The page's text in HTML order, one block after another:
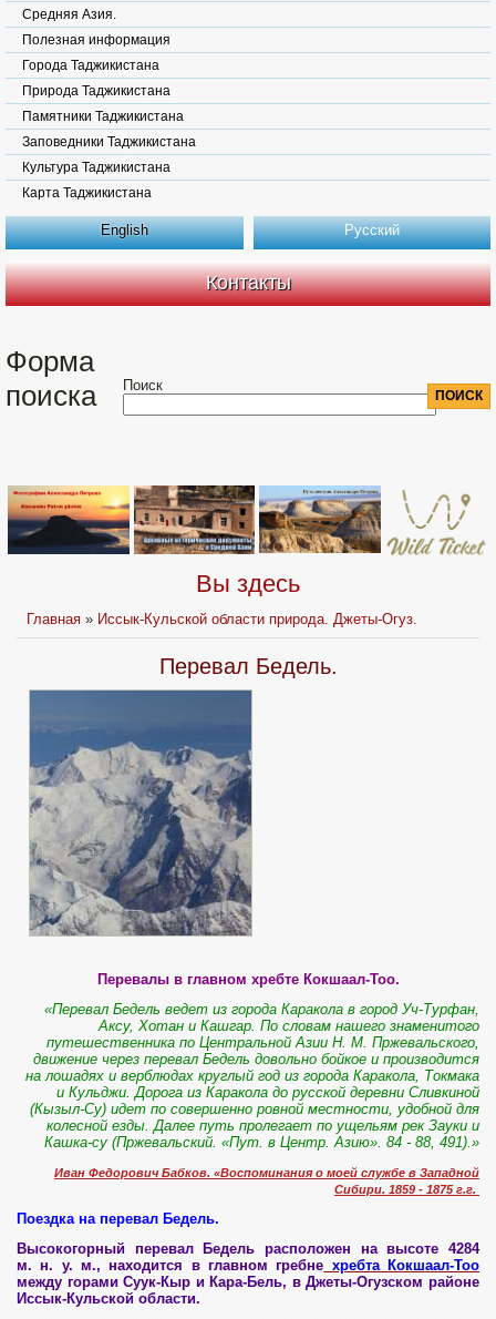
Средняя Азия.
Полезная информация
Города Таджикистана
Природа Таджикистана
Памятники Таджикистана
Заповедники Таджикистана
Культура Таджикистана
Карта Таджикистана
English Русский
Контакты
Форма
поиска
Поиск
Вы здесь
Главная » Иссык-Кульской области природа. Джеты-Огуз.
Перевал Бедель.
Перевалы в главном хребте Кокшаал-Тоо.
«Перевал Бедель ведет из города Каракола в город Уч-Турфан,
Аксу, Хотан и Кашгар. По словам нашего знаменитого
путешественника по Центральной Азии H. M. Пржевальского,
движение через перевал Бедель довольно бойкое и производится
на лошадях и верблюдах круглый год из города Каракола, Токмака
и Кульджи. Дорога из Каракола до русской деревни Сливкиной
(Кызыл-Су) идет по совершенно ровной местности, удобной для
колесной езды. Далее путь пролегает по ущельям рек Зауки и
Кашка-су (Пржевальский. «Пут. в Центр. Азию». 84 - 88, 491).»
Иван Федорович Бабков. «Воспоминания о моей службе в Западной
Сибири. 1859 - 1875 г.г.
Поездка на перевал Бедель.
Высокогорный перевал Бедель расположен на высоте 4284
м. н. у. м., находится в главном гребне хребта Кокшаал-Тоо
между горами Суук-Кыр и Кара-Бель, в Джеты-Огузском районе
Иссык-Кульской области.